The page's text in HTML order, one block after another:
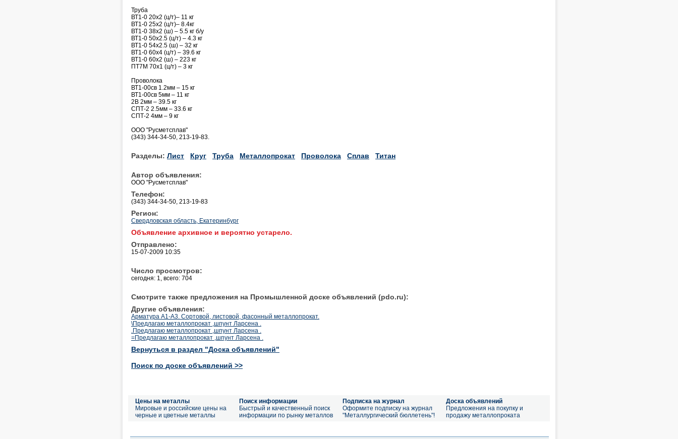
Труба
ВТ1-0 20х2 (ц/т)– 11 кг
ВТ1-0 25х2 (ц/т)– 8.4кг
ВТ1-0 38х2 (ш) – 5.5 кг б/у
ВТ1-0 50х2.5 (ц/т) – 4.3 кг
ВТ1-0 54х2.5 (ш) – 32 кг
ВТ1-0 60х4 (ц/т) – 39.6 кг
ВТ1-0 60х2 (ш) – 223 кг
ПТ7М 70х1 (ц/т) – 3 кг
Проволока
ВТ1-00св 1.2мм – 15 кг
ВТ1-00св 5мм – 11 кг
2В 2мм – 39.5 кг
СПТ-2 2.5мм – 33.6 кг
СПТ-2 4мм – 9 кг
ООО "Русметсплав"
(343) 344-34-50, 213-19-83.
Разделы: Лист Круг Труба Металлопрокат Проволока Сплав Титан
Автор объявления:
ООО "Русметсплав"
Телефон:
(343) 344-34-50, 213-19-83
Регион:
Свердловская область, Екатеринбург
Объявление архивное и вероятно устарело.
Отправлено:
15-07-2009 10:35
Число просмотров:
сегодня: 1, всего: 704
Смотрите также предложения на Промышленной доске объявлений (pdo.ru):
Другие объявления:
Арматура А1-A3. Сортовой, листовой, фасонный металлопрокат.
\Предлагаю металлопрокат ,шпунт Ларсена .
.Предлагаю металлопрокат ,шпунт Ларсена .
=Предлагаю металлопрокат ,шпунт Ларсена .
Вернуться в раздел "Доска объявлений"
Поиск по доске объявлений >>
Цены на металлы
Мировые и российские цены на
черные и цветные металлы
Поиск информации
Быстрый и качественный поиск
информации по рынку металлов
Подписка на журнал
Оформите подписку на журнал
"Металлургический бюллетень"!
Доска объявлений
Предложения на покупку и
продажу металлопроката